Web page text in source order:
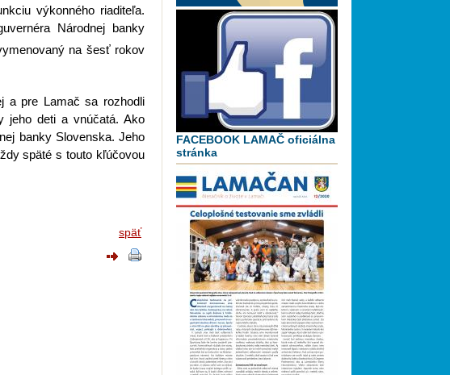
výkonného riaditeľa.
Národnej banky
na šesť rokov
a pre Lamač sa rozhodli
jeho deti a vnúčatá. Ako
banky Slovenska. Jeho
späté s touto kľúčovou
späť
FACEBOOK LAMAČ oficiálna
stránka